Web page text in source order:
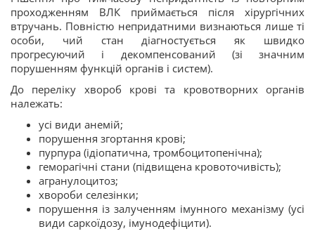
проходженням ВЛК приймається після хірургічних
втручань. Повністю непридатними визнаються лише ті
особи, чий стан діагностується як швидко
прогресуючий і декомпенсований (зі значним
порушенням функцій органів і систем).
До переліку хвороб крові та кровотворних органів
належать:
усі види анемій;
порушення згортання крові;
пурпура (ідіопатична, тромбоцитопенічна);
геморагічні стани (підвищена кровоточивість);
агранулоцитоз;
хвороби селезінки;
порушення із залученням імунного механізму (усі
види саркоїдозу, імунодефіцити).